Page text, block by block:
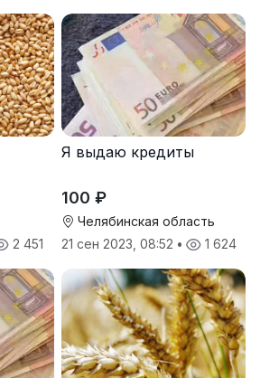
2 451
Я выдаю кредиты
100 ₽
Челябинская область
21 сен 2023, 08:52 • 1 624